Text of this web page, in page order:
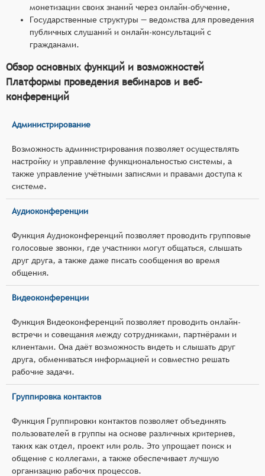
монетизации своих знаний через онлайн-обучение,
Государственные структуры — ведомства для проведения
публичных слушаний и онлайн-консультаций с
гражданами.
Обзор основных функций и возможностей
Платформы проведения вебинаров и веб-
конференций
Администрирование
Возможность администрирования позволяет осуществлять
настройку и управление функциональностью системы, а
также управление учётными записями и правами доступа к
системе.
Аудиоконференции
Функция Аудиоконференций позволяет проводить групповые
голосовые звонки, где участники могут общаться, слышать
друг друга, а также даже писать сообщения во время
общения.
Видеоконференции
Функция Видеоконференций позволяет проводить онлайн-
встречи и совещания между сотрудниками, партнёрами и
клиентами. Она даёт возможность видеть и слышать друг
друга, обмениваться информацией и совместно решать
рабочие задачи.
Группировка контактов
Функция Группировки контактов позволяет объединять
пользователей в группы на основе различных критериев,
таких как отдел, проект или роль. Это упрощает поиск и
общение с коллегами, а также обеспечивает лучшую
организацию рабочих процессов.